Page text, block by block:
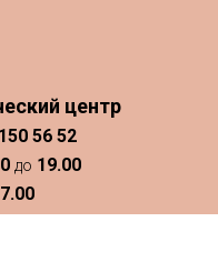
центр
56 52
до 19.00